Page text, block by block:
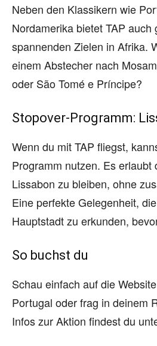
Neben den Klassikern wie
Nordamerika bietet TAP auch
spannenden Zielen in Afrika.
einem Abstecher nach
oder São Tomé e Príncipe?
Stopover-Programm:
Wenn du mit TAP fliegst,
Programm nutzen. Es erlaubt
Lissabon zu bleiben, ohne
Eine perfekte Gelegenheit,
Hauptstadt zu erkunden,
So buchst du
Schau einfach auf die
Portugal oder frag in deinem
Infos zur Aktion findest du